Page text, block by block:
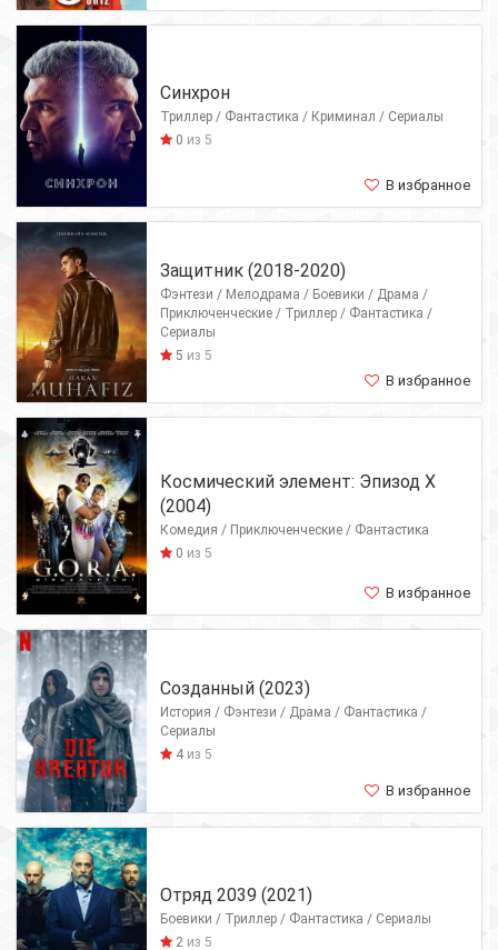
Синхрон
Триллер / Фантастика / Криминал / Сериалы
0 из 5
В избранное
Защитник (2018-2020)
Фэнтези / Мелодрама / Боевики / Драма /
Приключенческие / Триллер / Фантастика /
Сериалы
5 из 5
В избранное
Космический элемент: Эпизод X
(2004)
Комедия / Приключенческие / Фантастика
0 из 5
В избранное
Созданный (2023)
История / Фэнтези / Драма / Фантастика /
Сериалы
4 из 5
В избранное
Отряд 2039 (2021)
Боевики / Триллер / Фантастика / Сериалы
2 из 5